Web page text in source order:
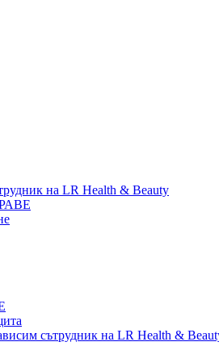
на LR Health & Beauty
сътрудник на LR Health &